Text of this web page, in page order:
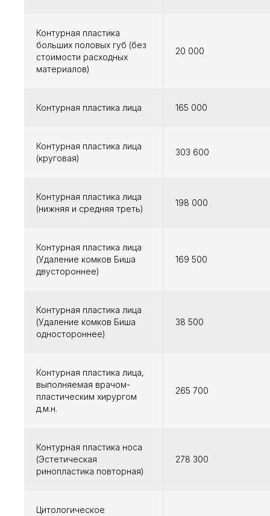
Контурная пластика
больших половых губ (без
стоимости расходных
материалов)
20 000
Контурная пластика лица 165 000
Контурная пластика лица
(круговая)
303 600
Контурная пластика лица
(нижняя и средняя треть)
198 000
Контурная пластика лица
(Удаление комков Биша
двустороннее)
169 500
Контурная пластика лица
(Удаление комков Биша
одностороннее)
38 500
Контурная пластика лица,
выполняемая врачом-
пластическим хирургом
д.м.н.
265 700
Контурная пластика носа
(Эстетическая
ринопластика повторная)
278 300
Цитологическое